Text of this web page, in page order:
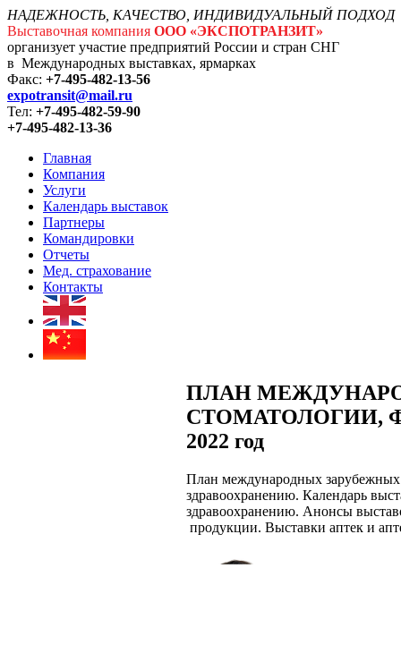
НАДЕЖНОСТЬ, КАЧЕСТВО, ИНДИВИДУАЛЬНЫЙ ПОДХОД
Выставочная компания ООО «ЭКСПОТРАНЗИТ»
организует участие предприятий России и стран СНГ
в Международных выставках, ярмарках
Факс: +7-495-482-13-56
expotransit@mail.ru
Тел: +7-495-482-59-90
+7-495-482-13-36
Главная
Компания
Услуги
Календарь выставок
Партнеры
Командировки
Отчеты
Мед. страхование
Контакты
ПЛАН
СТОМАТОЛОГИИ,
2022 год
План международных
здравоохранению. Календарь
здравоохранению. Анонсы
продукции. Выставки аптек и